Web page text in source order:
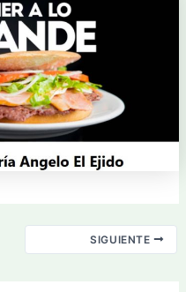
SIGUIENTE